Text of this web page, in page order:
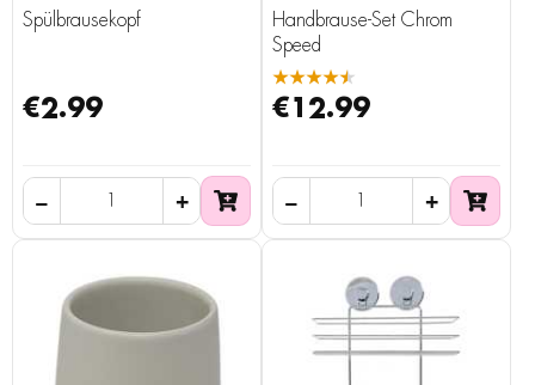
Spülbrausekopf
€2.99
Handbrause-Set Chrom
Speed
★★★★★
€12.99